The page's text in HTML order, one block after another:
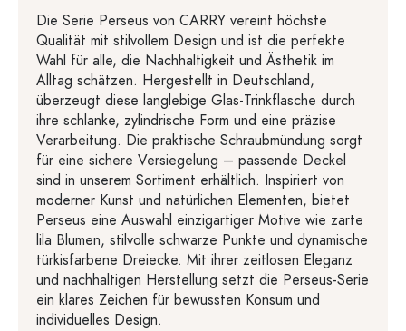
Die Serie Perseus von CARRY vereint höchste
Qualität mit stilvollem Design und ist die perfekte
Wahl für alle, die Nachhaltigkeit und Ästhetik im
Alltag schätzen. Hergestellt in Deutschland,
überzeugt diese langlebige Glas-Trinkflasche durch
ihre schlanke, zylindrische Form und eine präzise
Verarbeitung. Die praktische Schraubmündung sorgt
für eine sichere Versiegelung – passende Deckel
sind in unserem Sortiment erhältlich. Inspiriert von
moderner Kunst und natürlichen Elementen, bietet
Perseus eine Auswahl einzigartiger Motive wie zarte
lila Blumen, stilvolle schwarze Punkte und dynamische
türkisfarbene Dreiecke. Mit ihrer zeitlosen Eleganz
und nachhaltigen Herstellung setzt die Perseus-Serie
ein klares Zeichen für bewussten Konsum und
individuelles Design.